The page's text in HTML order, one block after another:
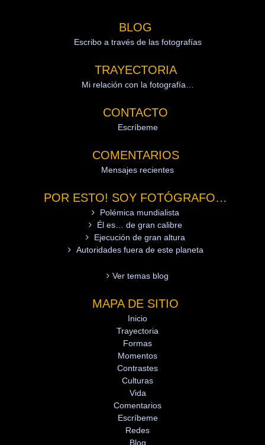
BLOG
Escribo a través de las fotografías
TRAYECTORIA
Mi relación con la fotografía…
CONTACTO
Escríbeme
COMENTARIOS
Mensajes recientes
POR ESTO! SOY FOTÓGRAFO…
Polémica mundialista
Él es… de gran calibre
Ejecución de gran altura
Autoridades fuera de este planeta
Ver temas blog
MAPA DE SITIO
Inicio
Trayectoria
Formas
Momentos
Contrastes
Culturas
Vida
Comentarios
Escríbeme
Redes
Blog